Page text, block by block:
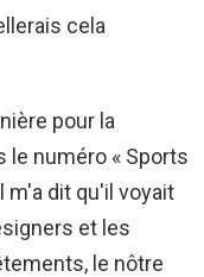
cela
pour la
le numéro « Sports
m'a dit qu'il voyait
et les
le nôtre